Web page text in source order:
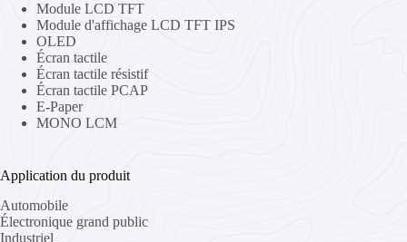
Module LCD TFT
Module d'affichage LCD TFT IPS
OLED
Écran tactile
Écran tactile résistif
Écran tactile PCAP
E-Paper
MONO LCM
Application du produit
Automobile
Électronique grand public
Industriel